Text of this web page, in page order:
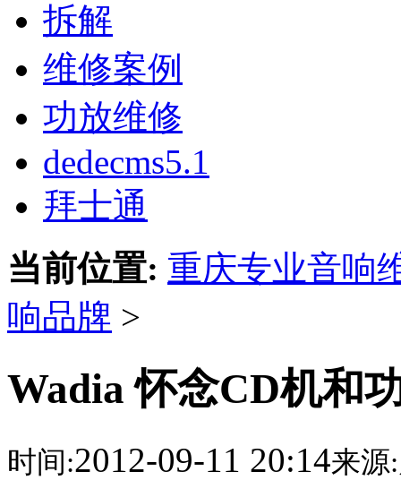
拆解
维修案例
功放维修
dedecms5.1
拜士通
当前位置: 重庆专业音响
响品牌 >
Wadia 怀念CD机和
时间:2012-09-11 20:14来源: